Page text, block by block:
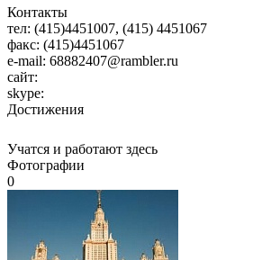
Контакты
тел: (415)4451007, (415) 4451067
факс: (415)4451067
e-mail: 68882407@rambler.ru
сайт:
skype:
Достижения
Учатся и работают здесь
Фотографии
0